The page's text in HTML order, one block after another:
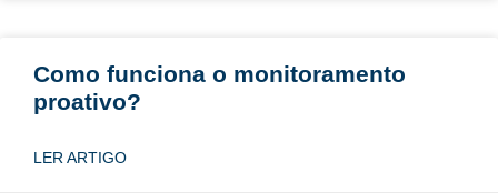
Como funciona o monitoramento
proativo?
LER ARTIGO